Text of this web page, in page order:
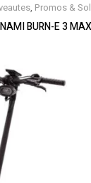
, Promos &
BURN-E 3 MAX